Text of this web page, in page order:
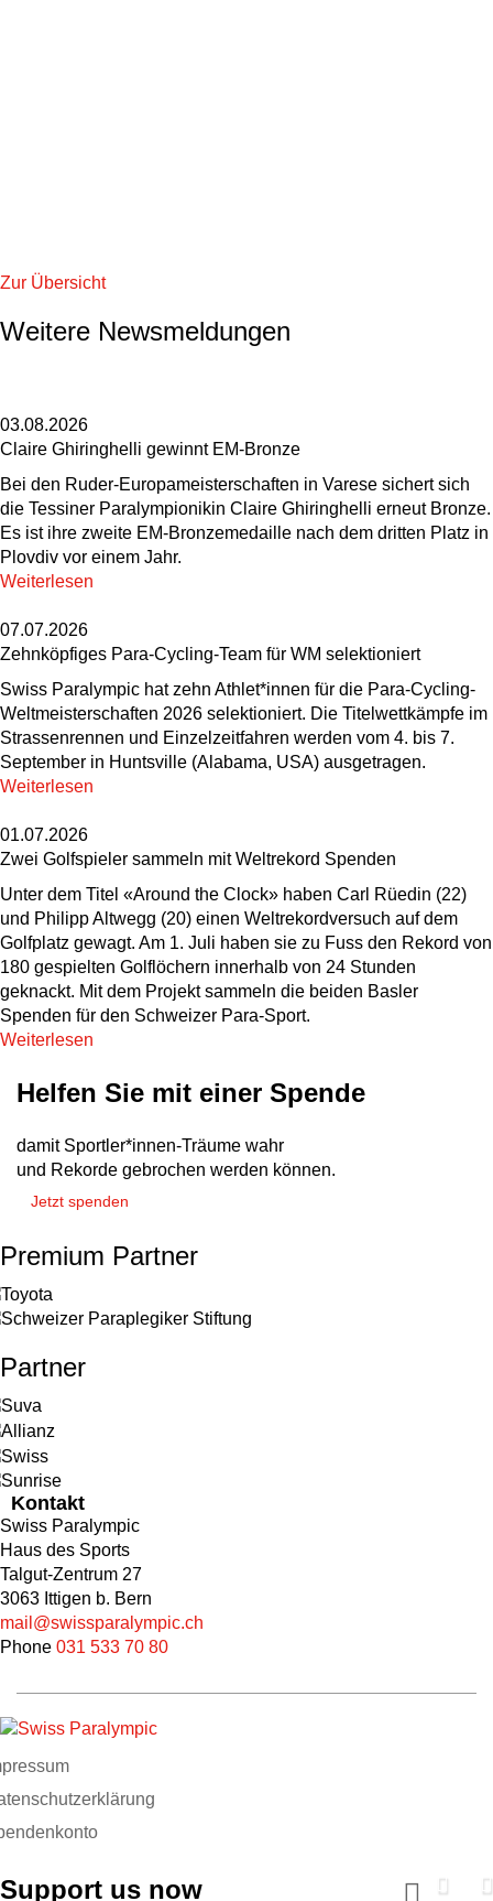
Zur Übersicht
Weitere Newsmeldungen
03.08.2026
Claire Ghiringhelli gewinnt EM-Bronze
Bei den Ruder-Europameisterschaften in Varese sichert sich
die Tessiner Paralympionikin Claire Ghiringhelli erneut Bronze.
Es ist ihre zweite EM-Bronzemedaille nach dem dritten Platz in
Plovdiv vor einem Jahr.
Weiterlesen
07.07.2026
Zehnköpfiges Para-Cycling-Team für WM selektioniert
Swiss Paralympic hat zehn Athlet*innen für die Para-Cycling-
Weltmeisterschaften 2026 selektioniert. Die Titelwettkämpfe im
Strassenrennen und Einzelzeitfahren werden vom 4. bis 7.
September in Huntsville (Alabama, USA) ausgetragen.
Weiterlesen
01.07.2026
Zwei Golfspieler sammeln mit Weltrekord Spenden
Unter dem Titel «Around the Clock» haben Carl Rüedin (22)
und Philipp Altwegg (20) einen Weltrekordversuch auf dem
Golfplatz gewagt. Am 1. Juli haben sie zu Fuss den Rekord von
180 gespielten Golflöchern innerhalb von 24 Stunden
geknackt. Mit dem Projekt sammeln die beiden Basler
Spenden für den Schweizer Para-Sport.
Weiterlesen
Helfen Sie mit einer Spende
damit Sportler*innen-Träume wahr
und Rekorde gebrochen werden können.
Jetzt spenden
Premium Partner
Partner
Kontakt
Swiss Paralympic
Haus des Sports
Talgut-Zentrum 27
3063 Ittigen b. Bern
mail@swissparalympic.ch
Phone 031 533 70 80
Support us now